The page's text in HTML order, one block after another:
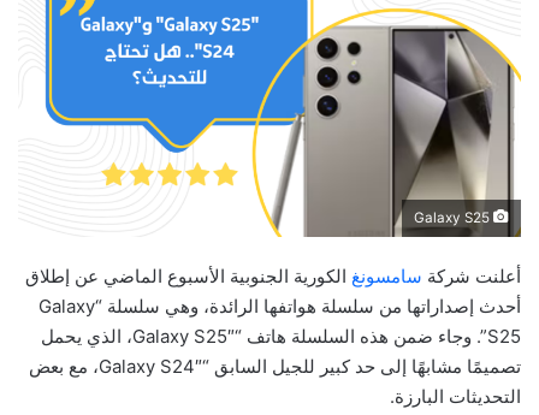
أعلنت شركة سامسونغ الكورية الجنوبية الأسبوع الماضي عن إطلاق
أحدث إصداراتها من سلسلة هواتفها الرائدة، وهي سلسلة “Galaxy
S25”. وجاء ضمن هذه السلسلة هاتف “Galaxy S25″، الذي يحمل
تصميمًا مشابهًا إلى حد كبير للجيل السابق “Galaxy S24″، مع بعض
التحديثات البارزة.